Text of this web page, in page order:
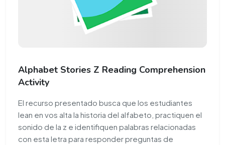
Alphabet Stories Z Reading Comprehension
Activity
El recurso presentado busca que los estudiantes
lean en vos alta la historia del alfabeto, practiquen el
sonido de la z e identifiquen palabras relacionadas
con esta letra para responder preguntas de